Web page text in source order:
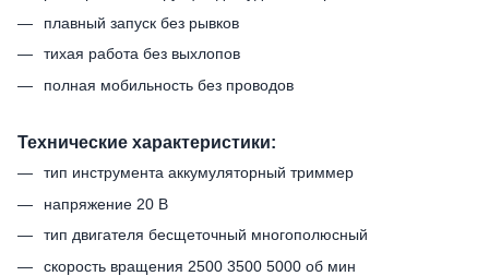
плавный запуск без рывков
тихая работа без выхлопов
полная мобильность без проводов
Технические характеристики:
тип инструмента аккумуляторный триммер
напряжение 20 В
тип двигателя бесщеточный многополюсный
скорость вращения 2500 3500 5000 об мин